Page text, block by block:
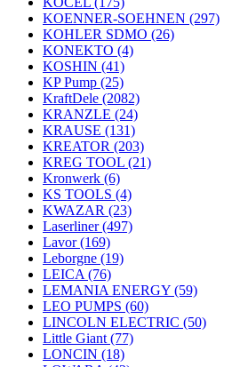
KOENNER-SOEHNEN (297)
KOHLER SDMO (26)
KONEKTO (4)
KOSHIN (41)
KP Pump (25)
KraftDele (2082)
KRANZLE (24)
KRAUSE (131)
KREATOR (203)
KREG TOOL (21)
Kronwerk (6)
KS TOOLS (4)
KWAZAR (23)
Laserliner(497)
Lavor(169)
Leborgne (19)
LEICA (76)
LEMANIA ENERGY (59)
LEO PUMPS (60)
LINCOLN ELECTRIC (50)
Little Giant (77)
LONCIN (18)